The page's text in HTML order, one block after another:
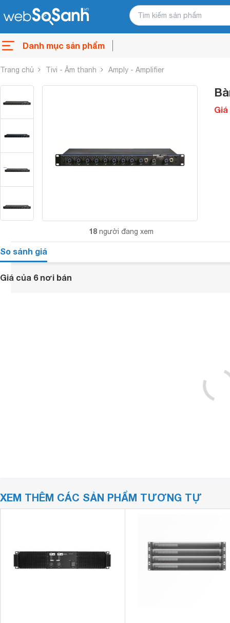
Danh mục sản phẩm
Trang chủ Tivi - Âm thanh Amply - Amplifier
18 người đang xem
Giá
So sánh giá
Giá của 6 nơi bán
XEM THÊM CÁC SẢN PHẨM TƯƠNG TỰ